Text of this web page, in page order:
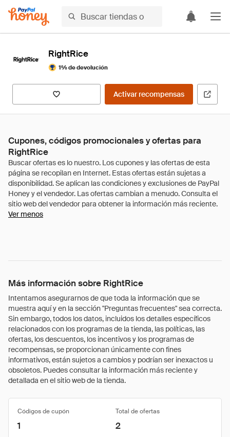
RightRice
1% de devolución
Activar recompensas
Cupones, códigos promocionales y ofertas para
RightRice
Ver menos
Más información sobre RightRice
Intentamos asegurarnos de que toda la información que se
muestra aquí y en la sección "Preguntas frecuentes" sea correcta.
Sin embargo, todos los datos, incluidos los detalles específicos
relacionados con los programas de la tienda, las políticas, las
ofertas, los descuentos, los incentivos y los programas de
recompensas, se proporcionan únicamente con fines
informativos, están sujetos a cambios y podrían ser inexactos u
obsoletos. Puedes consultar la información más reciente y
detallada en el sitio web de la tienda.
Códigos de cupón Total de ofertas
1 2